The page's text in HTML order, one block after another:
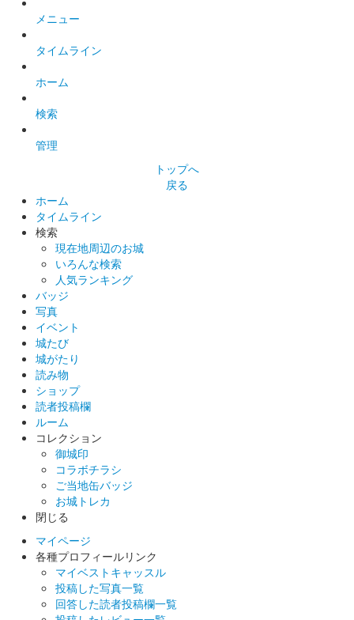
箱田城 御城印
箱田城 御城印
木曽義仲公 令和八年新春限定版
箱田城 御城印
箱田城 御城印
販売終了
箱田城 御城印
販売終了
メニュー
タイムライン
ホーム
検索
管理
トップへ
戻る
ホーム
タイムライン
検索
現在地周辺のお城
いろんな検索
人気ランキング
バッジ
写真
イベント
城たび
城がたり
読み物
ショップ
読者投稿欄
ルーム
コレクション
御城印
コラボチラシ
ご当地缶バッジ
お城トレカ
閉じる
マイページ
各種プロフィールリンク
マイベストキャッスル
投稿した写真一覧
回答した読者投稿欄一覧